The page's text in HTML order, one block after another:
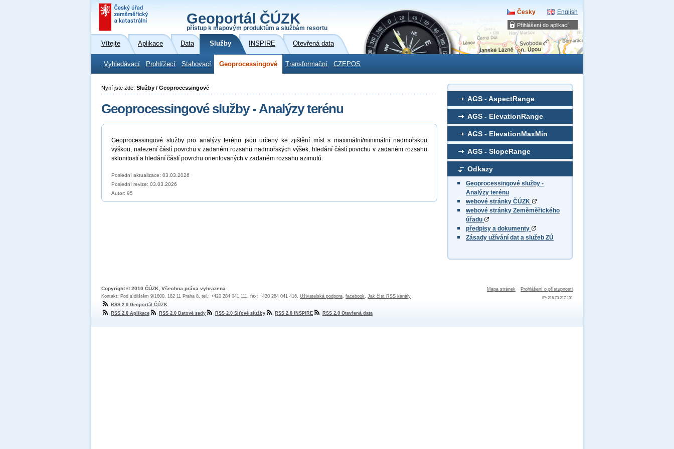
Přihlášení do aplikací
Geoportál ČÚZK
přístup k mapovým produktům a službám resortu
Česky English
Vítejte Aplikace Data Služby INSPIRE Otevřená data
Vyhledávací Prohlížecí Stahovací Geoprocessingové Transformační CZEPOS
AGS - AspectRange
AGS - ElevationRange
AGS - ElevationMaxMin
AGS - SlopeRange
Odkazy
Geoprocessingové služby -
Analýzy terénu
webové stránky ČÚZK
webové stránky Zeměměřického
úřadu
předpisy a dokumenty
Zásady užívání dat a služeb ZÚ
Nyní jste zde: Služby / Geoprocessingové
Geoprocessingové služby - Analýzy terénu
Geoprocessingové služby pro analýzy terénu jsou určeny ke zjištění míst s maximální/minimální nadmořskou
výškou, nalezení částí povrchu v zadaném rozsahu nadmořských výšek, hledání částí povrchu v zadaném rozsahu
sklonitostí a hledání částí povrchu orientovaných v zadaném rozsahu azimutů.
Poslední aktualizace: 03.03.2026
Poslední revize: 03.03.2026
Autor: 95
Mapa stránek Prohlášení o přístupnosti
IP: 216.73.217.101
Copyright © 2010 ČÚZK, Všechna práva vyhrazena
Kontakt: Pod sídlištěm 9/1800, 182 11 Praha 8, tel.: +420 284 041 111, fax: +420 284 041 416, Uživatelská podpora, facebook, Jak číst RSS kanály
RSS 2.0 Geoportál ČÚZK
RSS 2.0 Aplikace
RSS 2.0 Datové sady RSS 2.0 Síťové služby RSS 2.0 INSPIRE RSS 2.0 Otevřená data